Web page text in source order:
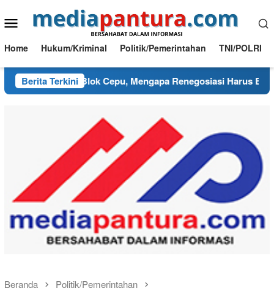
ke
Menu
Mobile
Home Hukum/Kriminal Politik/Pemerintahan TNI/POLRI
Berita Terkini
Kusut PI Blok Cepu, Mengapa Renegosiasi Harus Berpijak
Beranda Politik/Pemerintahan